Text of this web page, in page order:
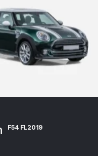
F54 FL2019